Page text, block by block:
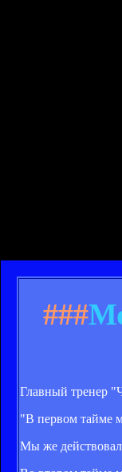
###
Главный тренер
"В первом тайме
Мы же